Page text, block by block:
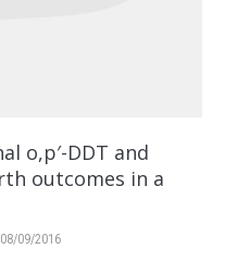
o,p′-DDT and
outcomes in a
08/09/2016